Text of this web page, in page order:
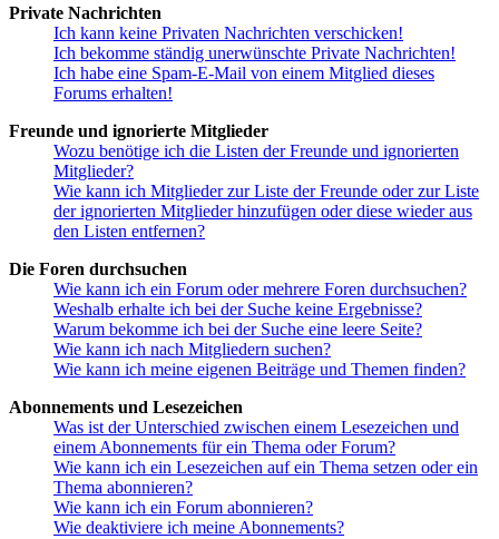
Private Nachrichten
Ich kann keine Privaten Nachrichten verschicken!
Ich bekomme ständig unerwünschte Private Nachrichten!
Ich habe eine Spam-E-Mail von einem Mitglied dieses
Forums erhalten!
Freunde und ignorierte Mitglieder
Wozu benötige ich die Listen der Freunde und ignorierten
Mitglieder?
Wie kann ich Mitglieder zur Liste der Freunde oder zur Liste
der ignorierten Mitglieder hinzufügen oder diese wieder aus
den Listen entfernen?
Die Foren durchsuchen
Wie kann ich ein Forum oder mehrere Foren durchsuchen?
Weshalb erhalte ich bei der Suche keine Ergebnisse?
Warum bekomme ich bei der Suche eine leere Seite?
Wie kann ich nach Mitgliedern suchen?
Wie kann ich meine eigenen Beiträge und Themen finden?
Abonnements und Lesezeichen
Was ist der Unterschied zwischen einem Lesezeichen und
einem Abonnements für ein Thema oder Forum?
Wie kann ich ein Lesezeichen auf ein Thema setzen oder ein
Thema abonnieren?
Wie kann ich ein Forum abonnieren?
Wie deaktiviere ich meine Abonnements?